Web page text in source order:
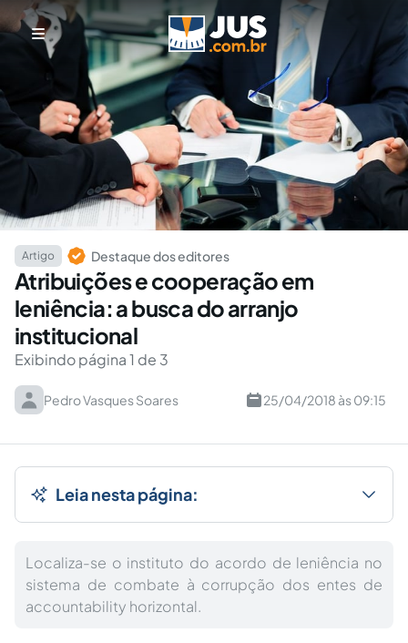
Artigo Destaque dos editores
Atribuições e cooperação em
leniência: a busca do arranjo
institucional
Exibindo página 1 de 3
Pedro Vasques Soares 25/04/2018 às 09:15
Leia nesta página:
Localiza-se o instituto do acordo de leniência no
sistema de combate à corrupção dos entes de
accountability horizontal.